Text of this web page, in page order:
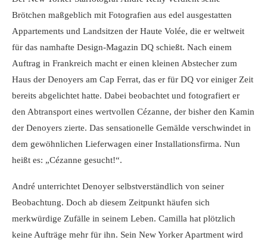
Brötchen maßgeblich mit Fotografien aus edel ausgestatten
Appartements und Landsitzen der Haute Volée, die er weltweit
für das namhafte Design-Magazin DQ schießt. Nach einem
Auftrag in Frankreich macht er einen kleinen Abstecher zum
Haus der Denoyers am Cap Ferrat, das er für DQ vor einiger Zeit
bereits abgelichtet hatte. Dabei beobachtet und fotografiert er
den Abtransport eines wertvollen Cézanne, der bisher den Kamin
der Denoyers zierte. Das sensationelle Gemälde verschwindet in
dem gewöhnlichen Lieferwagen einer Installationsfirma. Nun
heißt es: „Cézanne gesucht!“.
André unterrichtet Denoyer selbstverständlich von seiner
Beobachtung. Doch ab diesem Zeitpunkt häufen sich
merkwürdige Zufälle in seinem Leben. Camilla hat plötzlich
keine Aufträge mehr für ihn. Sein New Yorker Apartment wird